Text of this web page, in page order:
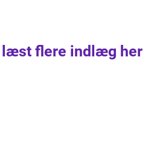
læst flere indlæg her